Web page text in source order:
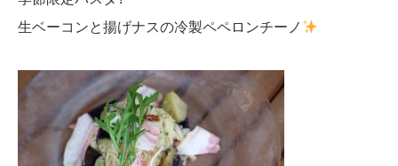
生ベーコンと揚げナスの冷製ペペロンチーノ